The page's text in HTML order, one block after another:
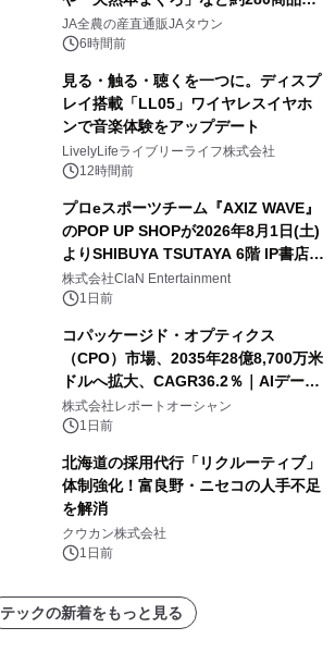
販売！～毎月１０日の定例企画～
JA全農の産直通販JAタウン
6時間前
見る・触る・聴くを一つに。ディスプ
レイ搭載「LL05」ワイヤレスイヤホ
ンで音楽体験をアップデート
LivelyLifeライブリーライフ株式会社
12時間前
プロeスポーツチーム『AXIZ WAVE』
のPOP UP SHOPが2026年8月1日(土)
よりSHIBUYA TSUTAYA 6階 IP書店で
開催決定！！
株式会社ClaN Entertainment
1日前
コパッケージド・オプティクス
（CPO）市場、2035年28億8,700万米
ドルへ拡大、CAGR36.2％｜AIデータ
センター・高速光通信需要が成長を加
速
株式会社レポートオーシャン
1日前
北海道の採用代行「リクルーティブ」
体制強化！富良野・ニセコの人手不足
を解消
クウカン株式会社
1日前
テックの新着をもっと見る